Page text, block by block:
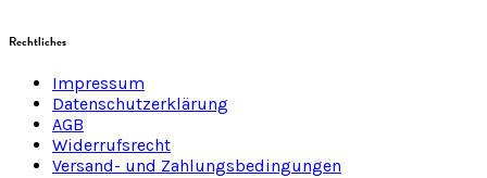
Rechtliches
Impressum
Datenschutzerklärung
AGB
Widerrufsrecht
Versand- und Zahlungsbedingungen